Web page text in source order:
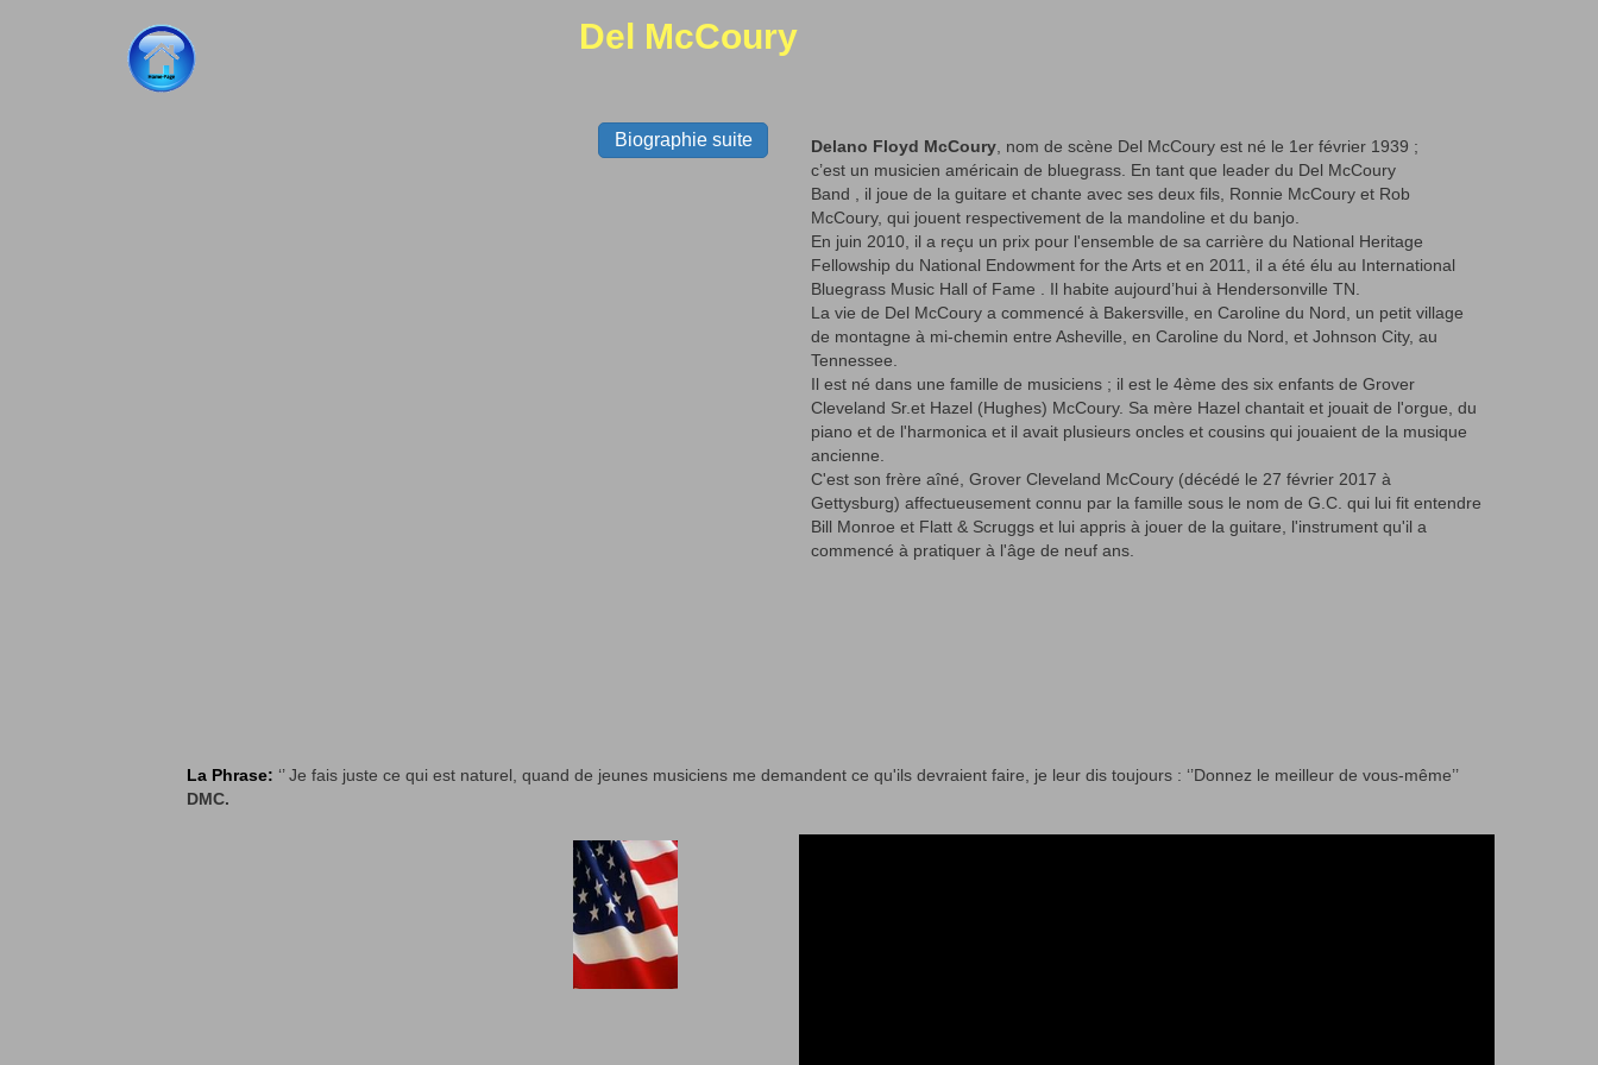
Del McCoury
Biographie suite Delano Floyd McCoury , nom de scène Del McCoury est né le 1er février 1939 ;
c’est un musicien américain de bluegrass. En tant que leader du Del McCoury
Band , il joue de la guitare et chante avec ses deux fils, Ronnie McCoury et Rob
McCoury, qui jouent respectivement de la mandoline et du banjo.
En juin 2010, il a reçu un prix pour l'ensemble de sa carrière du National Heritage
Fellowship du National Endowment for the Arts et en 2011, il a été élu au International
Bluegrass Music Hall of Fame . Il habite aujourd’hui à Hendersonville TN.
La vie de Del McCoury a commencé à Bakersville, en Caroline du Nord, un petit village
de montagne à mi-chemin entre Asheville, en Caroline du Nord, et Johnson City, au
Tennessee.
Il est né dans une famille de musiciens ; il est le 4ème des six enfants de Grover
Cleveland Sr.et Hazel (Hughes) McCoury. Sa mère Hazel chantait et jouait de l'orgue, du
piano et de l'harmonica et il avait plusieurs oncles et cousins qui jouaient de la musique
ancienne.
C'est son frère aîné, Grover Cleveland McCoury (décédé le 27 février 2017 à
Gettysburg) affectueusement connu par la famille sous le nom de G.C. qui lui fit entendre
Bill Monroe et Flatt & Scruggs et lui appris à jouer de la guitare, l'instrument qu'il a
commencé à pratiquer à l'âge de neuf ans.
La Phrase: ‘’ Je fais juste ce qui est naturel, quand de jeunes musiciens me demandent ce qu'ils devraient faire, je leur dis toujours : ‘’Donnez le meilleur de vous-même’’
DMC.